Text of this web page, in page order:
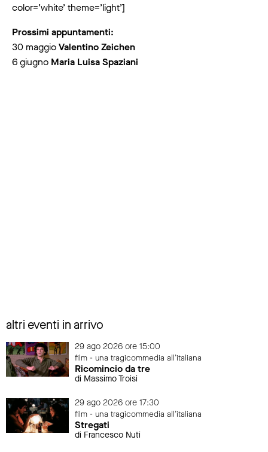
color=’white’ theme=’light’]
Prossimi appuntamenti:
30 maggioValentino Zeichen
6 giugno Maria Luisa Spaziani
altri eventi in arrivo
29 ago 2026 ore 15:00
film - una tragicommedia all'italiana
Ricomincio da tre
di Massimo Troisi
29 ago 2026 ore 17:30
film - una tragicommedia all'italiana
Stregati
di Francesco Nuti